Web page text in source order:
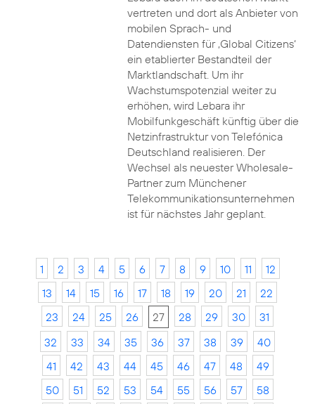
vertreten und dort als Anbieter von
mobilen Sprach- und
Datendiensten für ‚Global Citizens‘
ein etablierter Bestandteil der
Marktlandschaft. Um ihr
Wachstumspotenzial weiter zu
erhöhen, wird Lebara ihr
Mobilfunkgeschäft künftig über die
Netzinfrastruktur von Telefónica
Deutschland realisieren. Der
Wechsel als neuester Wholesale-
Partner zum Münchener
Telekommunikationsunternehmen
ist für nächstes Jahr geplant.
1 2 3 4 5 6 7 8 9 10 11
12
13
14 15 16 17 18 19 20 21
22
23
24 25 26 27 28 29 30
31
32
33 34 35 36 37 38 39
40
41
42 43 44 45 46 47 48
49
50
51 52 53 54 55 56 57
58